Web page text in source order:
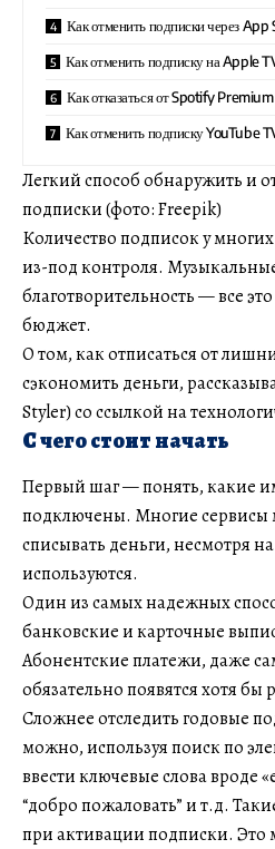
Как отменить подписки через
Как отменить подписку на Apple
Как отказаться от Spotify Premium
Как отменить подписку YouTube
Легкий способ обнаружить и
подписки (фото: Freepik)
Количество подписок у
из-под контроля.
благотворительность — все
бюджет.
О том, как отписаться от
сэкономить деньги,
Styler) со ссылкой на
С чего стоит начать
Первый шаг — понять, какие
подключены. Многие сервисы
списывать деньги, несмотря
используются.
Один из самых надежных
банковские и карточные
Абонентские платежи, даже
обязательно появятся хотя бы
Сложнее отследить годовые
можно, используя поиск по
ввести ключевые слова вроде
“добро пожаловать” и т.д.
при активации подписки. Это